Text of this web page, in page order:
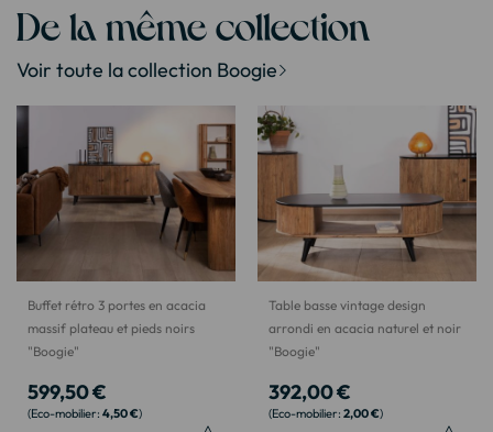
De la même collection
Voir toute la collection Boogie
Buffet rétro 3 portes en acacia
massif plateau et pieds noirs
"Boogie"
599,50 €
4,50 €
Table basse vintage design
arrondi en acacia naturel et noir
"Boogie"
392,00 €
2,00 €